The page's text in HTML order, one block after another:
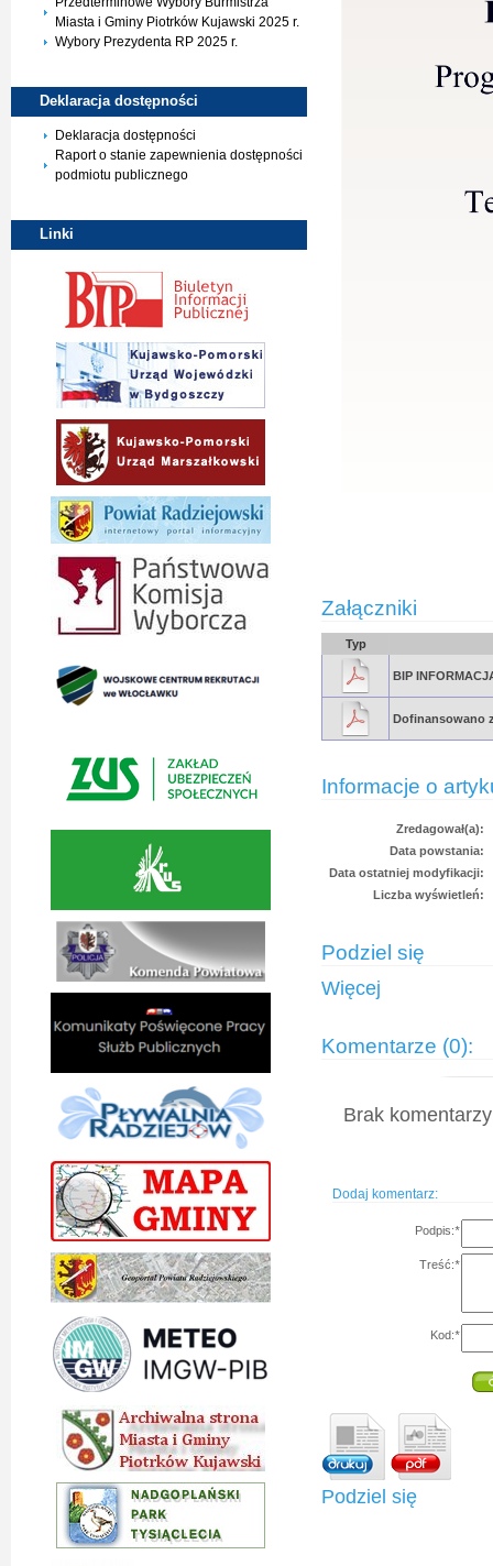
Miasta i Gminy Piotrków Kujawski 2025 r.
Wybory Prezydenta RP 2025 r.
Deklaracja dostępności
Deklaracja dostępności
Raport o stanie zapewnienia dostępności
podmiotu publicznego
Linki
Załączniki
Typ
BIP
Dofinansowano
Informacje o
Zredagował(a):
Data powstania:
Data ostatniej modyfikacji:
Liczba wyświetleń:
Podziel się
Więcej
Komentarze (0):
Brak
Dodaj komentarz:
Podpis:*
Treść:*
Kod:*
Podziel się